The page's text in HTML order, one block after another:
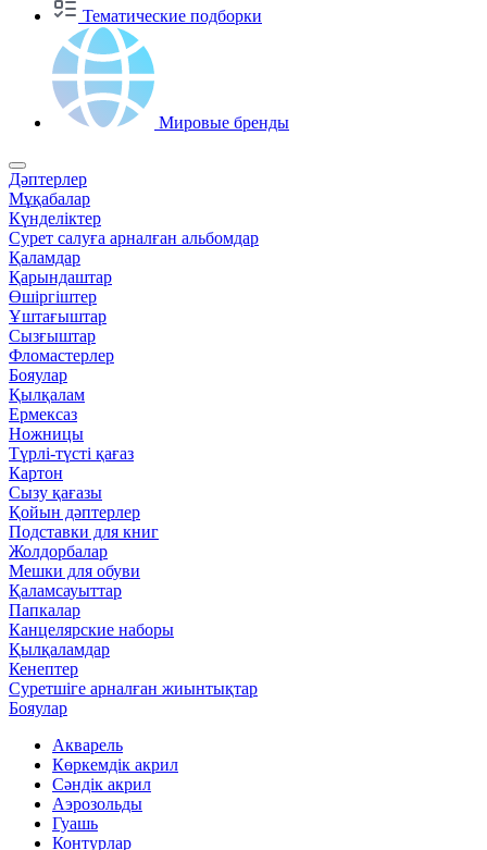
Тематические подборки
Мировые бренды
Дәптерлер
Мұқабалар
Күнделіктер
Сурет салуға арналған альбомдар
Қаламдар
Қарындаштар
Өшіргіштер
Ұштағыштар
Сызғыштар
Фломастерлер
Бояулар
Қылқалам
Ермексаз
Ножницы
Түрлі-түсті қағаз
Картон
Сызу қағазы
Қойын дәптерлер
Подставки для книг
Жолдорбалар
Мешки для обуви
Қаламсауыттар
Папкалар
Канцелярские наборы
Қылқаламдар
Кенептер
Суретшіге арналған жиынтықтар
Бояулар
Акварель
Көркемдік акрил
Сәндік акрил
Аэрозольды
Гуашь
Контурлар